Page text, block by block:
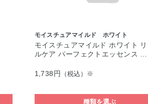
モイスチュアマイルド ホワイト
モイスチュアマイルド ホワイト リ
ルケア パーフェクトエッセンス …
1,738円 （税込）※
種類を選ぶ